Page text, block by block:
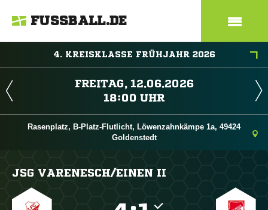
FUSSBALL.DE
4. KREISKLASSE FRÜHJAHR 2026
 
 
Rasenplatz, B-Platz-Flutlicht, Löwenzahnkämpe 1a, 49424
Goldenstedt
JSG VARENESCH/​EINEN II